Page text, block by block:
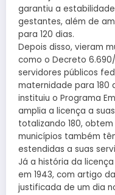
garantiu a
gestantes, além de
para 120 dias.
Depois disso, vieram
como o Decreto
servidores públicos
maternidade para 180
instituiu o Programa
amplia a licença a
totalizando 180,
municípios também
estendidas a suas
Já a história da
em 1943, com artigo
justificada de um dia